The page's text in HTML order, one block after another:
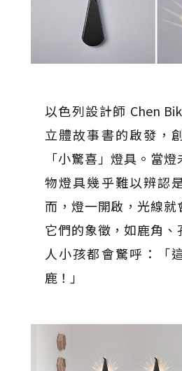
以色列設計師 Chen
立體故事書的啟發，
「小驚喜」燈具。當
物燈具幾乎難以辨認
而，燈一開啟，光線就
它們的象徵，如鹿角、
人小孩都會驚呼：「
鹿！」